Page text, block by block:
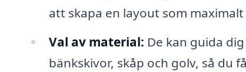
att skapa en layout som
Val av material: De kan guida
bänkskivor, skåp och golv, så du